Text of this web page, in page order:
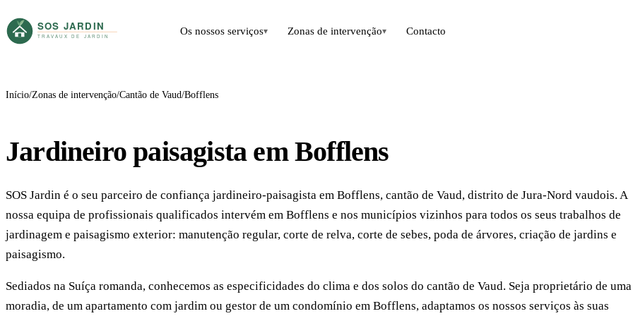
Os nossos serviços▾ Zonas de intervenção▾ Contacto
Início Zonas de intervenção Cantão de Vaud Bofflens
Jardineiro paisagista em Bofflens
SOS Jardin é o seu parceiro de confiança jardineiro-paisagista em Bofflens, cantão de Vaud, distrito de Jura-Nord vaudois. A
nossa equipa de profissionais qualificados intervém em Bofflens e nos municípios vizinhos para todos os seus trabalhos de
jardinagem e paisagismo exterior: manutenção regular, corte de relva, corte de sebes, poda de árvores, criação de jardins e
paisagismo.
Sediados na Suíça romanda, conhecemos as especificidades do clima e dos solos do cantão de Vaud. Seja proprietário de uma
moradia, de um apartamento com jardim ou gestor de um condomínio em Bofflens, adaptamos os nossos serviços às suas